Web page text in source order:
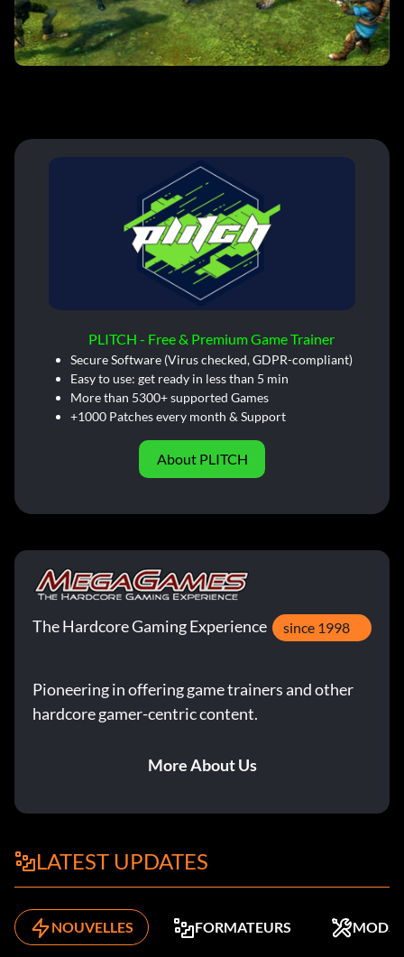
PLITCH - Free & Premium Game Trainer
Secure Software (Virus checked, GDPR-compliant)
Easy to use: get ready in less than 5 min
More than 5300+ supported Games
+1000 Patches every month & Support
About PLITCH
The Hardcore Gaming Experience since 1998
Pioneering in offering game trainers and other
hardcore gamer-centric content.
More About Us
LATEST UPDATES
NOUVELLES FORMATEURS MODS